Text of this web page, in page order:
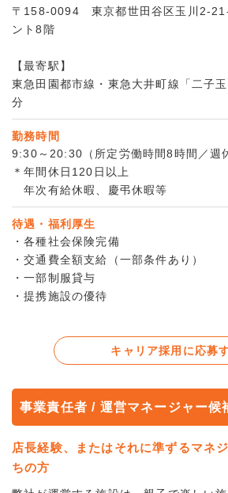
〒158-0094 東京都世田谷区玉川2-
ント8階
【最寄駅】
東急田園都市線・東急大井町線「二子
分
勤務時間
9:30～20:30（所定労働時間8時間／週
＊年間休日120日以上
年次有給休暇、慶弔休暇等
待遇・福利厚生
・各種社会保険完備
・交通費全額支給（一部条件あり）
・一部制服貸与
・提携施設の優待
キャリア採用に応募
事業責任者 / 運営マネージャー候
店長経験、またはそれに準ずるマネ
ちの方